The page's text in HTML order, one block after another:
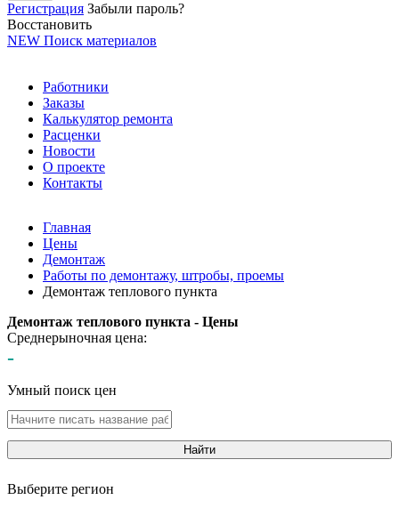
Регистрация Забыли пароль?
Восстановить
NEW Поиск материалов
Работники
Заказы
Калькулятор ремонта
Расценки
Новости
О проекте
Контакты
Главная
Цены
Демонтаж
Работы по демонтажу, штробы, проемы
Демонтаж теплового пункта
Демонтаж теплового пункта - Цены
Среднерыночная цена:
-
Умный поиск цен
Найти
Выберите регион